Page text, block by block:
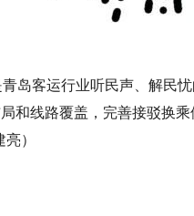
岛客运行业听民声、解民
和线路覆盖，完善接驳换
）